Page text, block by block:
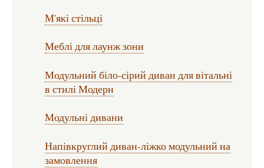
М'які стільці
Меблі для лаунж зони
Модульний біло-сірий диван для вітальні
в стилі Модерн
Модульні дивани
Напівкруглий диван-ліжко модульний на
замовлення